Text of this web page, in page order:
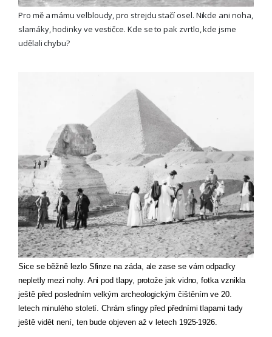
Pro mě a mámu velbloudy, pro strejdu stačí osel. Nikde ani noha,
slamáky, hodinky ve vestičce. Kde se to pak zvrtlo, kde jsme
udělali chybu?
Sice se běžně lezlo Sfinze na záda, ale zase se vám odpadky
nepletly mezi nohy. Ani pod tlapy, protože jak vidno, fotka vznikla
ještě před posledním velkým archeologickým čištěním ve 20.
letech minulého století. Chrám sfingy před předními tlapami tady
ještě vidět není, ten bude objeven až v letech 1925-1926.